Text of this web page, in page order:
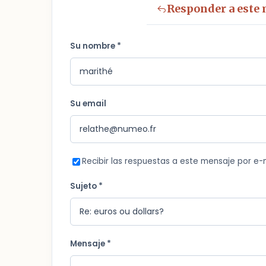
Responder a este
Su nombre *
Su email
Recibir las respuestas a este mensaje por e-
Sujeto *
Mensaje *